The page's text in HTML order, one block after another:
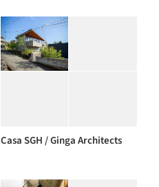
Casa SGH / Ginga Architects